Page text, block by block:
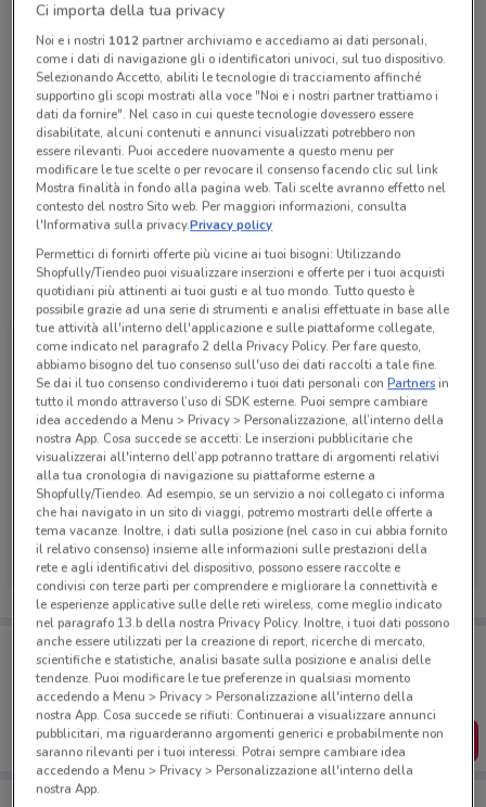
Chiama il negozio
Lunedì n.d.
Martedì n.d.
Mercoledì n.d.
Giovedì n.d.
Venerdì n.d.
Sabato n.d.
Domenica n.d.
011 544202
Massaro Rino E Marocchi Sabrina S.R.L. - Torino
Alfieri
Tutte le promozioni di questo negozio
Reale Mutua
Porta DoveConviene sempre con te!
Puoi trovare le migliori offerte dei negozi vicino a te,
salvarle e creare la tua lista del risparmio, comodamente
dal tuo cellulare.
SCARICA L’APP
Ci importa della tua privacy
Noi e i nostri 1012partner archiviamo e accediamo ai dati personali,
come i dati di navigazione gli o identificatori univoci, sul tuo dispositivo.
Selezionando Accetto, abiliti le tecnologie di tracciamento affinché
supportino gli scopi mostrati alla voce "Noi e i nostri partner trattiamo i
dati da fornire". Nel caso in cui queste tecnologie dovessero essere
disabilitate, alcuni contenuti e annunci visualizzati potrebbero non
essere rilevanti. Puoi accedere nuovamente a questo menu per
modificare le tue scelte o per revocare il consenso facendo clic sul link
Mostra finalità in fondo alla pagina web. Tali scelte avranno effetto nel
contesto del nostro Sito web. Per maggiori informazioni, consulta
l'Informativa sulla privacy.Privacy policy
Permettici di fornirti offerte più vicine ai tuoi bisogni: Utilizzando
Shopfully/Tiendeo puoi visualizzare inserzioni e offerte per i tuoi acquisti
quotidiani più attinenti ai tuoi gusti e al tuo mondo. Tutto questo è
possibile grazie ad una serie di strumenti e analisi effettuate in base alle
tue attività all'interno dell'applicazione e sulle piattaforme collegate,
come indicato nel paragrafo 2 della Privacy Policy. Per fare questo,
abbiamo bisogno del tuo consenso sull'uso dei dati raccolti a tale fine.
Se dai il tuo consenso condivideremo i tuoi dati personali conPartnersin
tutto il mondo attraverso l’uso di SDK esterne. Puoi sempre cambiare
idea accedendo a Menu > Privacy > Personalizzazione, all’interno della
nostra App. Cosa succede se accetti: Le inserzioni pubblicitarie che
visualizzerai all'interno dell’app potranno trattare di argomenti relativi
alla tua cronologia di navigazione su piattaforme esterne a
Shopfully/Tiendeo. Ad esempio, se un servizio a noi collegato ci informa
che hai navigato in un sito di viaggi, potremo mostrarti delle offerte a
tema vacanze. Inoltre, i dati sulla posizione (nel caso in cui abbia fornito
il relativo consenso) insieme alle informazioni sulle prestazioni della
rete e agli identificativi del dispositivo, possono essere raccolte e
condivisi con terze parti per comprendere e migliorare la connettività e
le esperienze applicative sulle delle reti wireless, come meglio indicato
nel paragrafo 13.b della nostra Privacy Policy. Inoltre, i tuoi dati possono
anche essere utilizzati per la creazione di report, ricerche di mercato,
scientifiche e statistiche, analisi basate sulla posizione e analisi delle
tendenze. Puoi modificare le tue preferenze in qualsiasi momento
accedendo a Menu > Privacy > Personalizzazione all'interno della
nostra App. Cosa succede se rifiuti: Continuerai a visualizzare annunci
pubblicitari, ma riguarderanno argomenti generici e probabilmente non
saranno rilevanti per i tuoi interessi. Potrai sempre cambiare idea
accedendo a Menu > Privacy > Personalizzazione all'interno della
nostra App.